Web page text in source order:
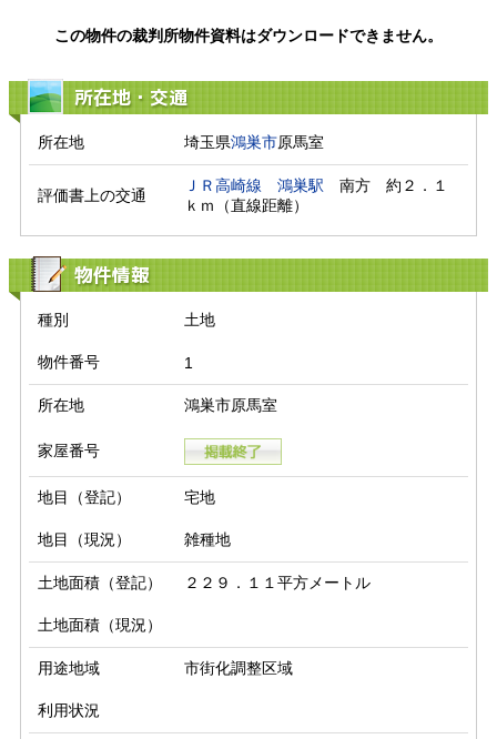
この物件の裁判所物件資料はダウンロードできません。
所在地・交通
所在地 埼玉県鴻巣市原馬室
評価書上の交通
ＪＲ高崎線 鴻巣駅 南方　約２．１
ｋｍ（直線距離）
物件情報
種別 土地
物件番号 1
所在地 鴻巣市原馬室
家屋番号
地目（登記） 宅地
地目（現況） 雑種地
土地面積（登記） ２２９．１１平方メートル
土地面積（現況）
用途地域 市街化調整区域
利用状況